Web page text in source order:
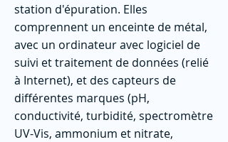
station d'épuration. Elles
comprennent un enceinte de métal,
avec un ordinateur avec logiciel de
suivi et traitement de données (relié
à Internet), et des capteurs de
différentes marques (pH,
conductivité, turbidité, spectromètre
UV-Vis, ammonium et nitrate,